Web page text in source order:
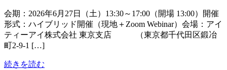
会期：2026年6月27日（土）13:30～17:00（開場 13:00）開催
形式：ハイブリッド開催（現地＋Zoom Webinar）会場：アイ
ティーアイ株式会社 東京支店 （東京都千代田区鍛冶
町2-9-1 […]
続きを読む